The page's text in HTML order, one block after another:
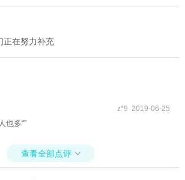
正在努力补充
z*9 2019-06-25
也多“”
查看全部点评 